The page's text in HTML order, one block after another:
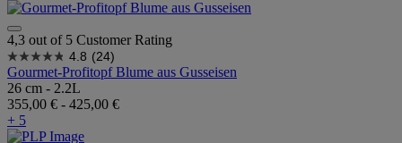
4,3 out of 5 Customer Rating
4.8 (24)
Gourmet-Profitopf Blume aus Gusseisen
26 cm - 2.2L
355,00 € - 425,00 €
+ 5